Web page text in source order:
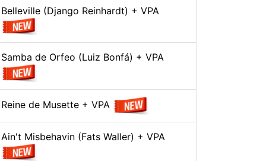
Belleville (Django Reinhardt) + VPA
Samba de Orfeo (Luiz Bonfá) + VPA
Reine de Musette + VPA
Ain't Misbehavin (Fats Waller) + VPA